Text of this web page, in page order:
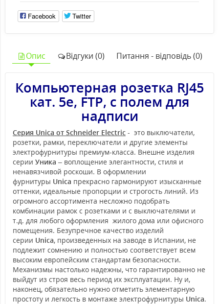
Facebook Twitter
Опис Відгуки (0) Питання - відповідь (0)
Компьютерная розетка RJ45
кат. 5е, FTP, с полем для
надписи
Серия Unica от Schneider Electric - это выключатели,
розетки, рамки, переключатели и другие элементы
электрофурнитуры премиум-класса. Внешне изделия
серии Уника – воплощение элегантности, стиля и
ненавязчивой роскоши. В оформлении
фурнитуры Unica прекрасно гармонируют изысканные
оттенки, идеальные пропорции и строгость линий. Из
огромного ассортимента несложно подобрать
комбинации рамок с розетками и с выключателями и
т.д. для любого оформления жилого дома или офисного
помещения. Безупречное качество изделий
серии Unica, произведенных на заводе в Испании, не
подлежит сомнению и полностью соответствует всем
высоким европейским стандартам безопасности.
Механизмы настолько надежны, что гарантированно не
выйдут из строя весь период их эксплуатации. Ну и,
наконец, обязательно нужно отметить элементарную
простоту и легкость в монтаже электрофурнитуры Unica.